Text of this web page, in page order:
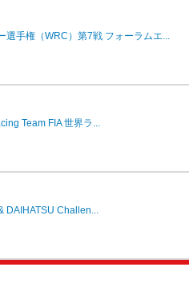
選手権（WRC）第7戦 フォーラムエ...
Team FIA 世界ラ...
DAIHATSU Challen...